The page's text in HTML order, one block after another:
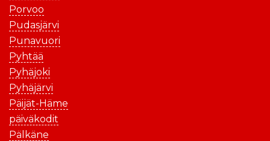
Porvoo
Pudasjärvi
Punavuori
Pyhtää
Pyhäjoki
Pyhäjärvi
Päijät-Häme
päiväkodit
Pälkäne